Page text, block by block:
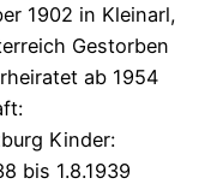
1902 in Kleinarl,
Gestorben
ab 1954
Kinder:
bis 1.8.1939